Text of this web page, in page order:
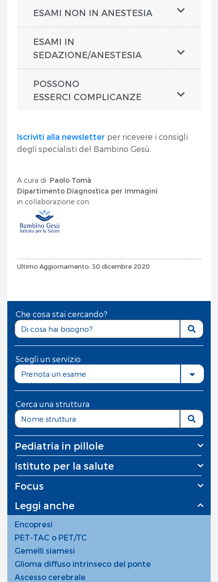
ESAMI NON IN ANESTESIA
ESAMI IN
SEDAZIONE/ANESTESIA
POSSONO
ESSERCI COMPLICANZE
Iscriviti alla newsletter per ricevere i consigli
degli specialisti del Bambino Gesù.
A cura di: Paolo Tomà
Dipartimento Diagnostica per Immagini
in collaborazione con:
Ultimo Aggiornamento: 30 dicembre 2020
Che cosa stai cercando?
Scegli un servizio
Prenota un esame
Cerca una struttura
Pediatria in pillole
Istituto per la salute
Focus
Leggi anche
Encopresi
PET-TAC o PET/TC
Gemelli siamesi
Glioma diffuso intrinseco del ponte
Ascesso cerebrale